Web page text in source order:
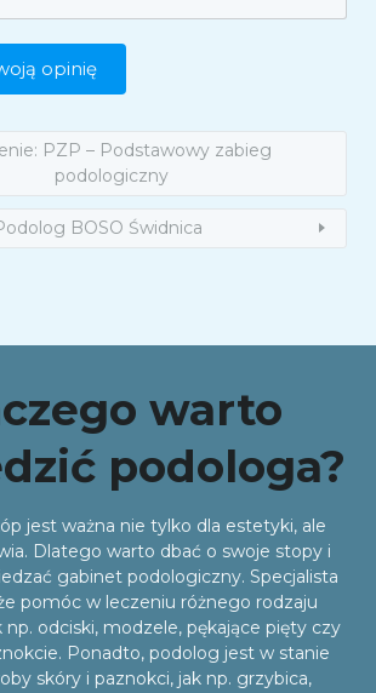
PZP – Podstawowy zabieg
podologiczny
BOSO Świdnica
warto
podologa?
jest ważna nie tylko dla estetyki, ale
Dlatego warto dbać o swoje stopy i
gabinet podologiczny. Specjalista
pomóc w leczeniu różnego rodzaju
np. odciski, modzele, pękające pięty czy
Ponadto, podolog jest w stanie
skóry i paznokci, jak np. grzybica,